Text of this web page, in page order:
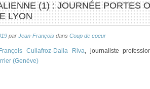
(1) : JOURNÉE PORTES
LYON
par Jean-François dans Coup de coeur
Cullafroz-Dalla Riva, journaliste
(Genève)